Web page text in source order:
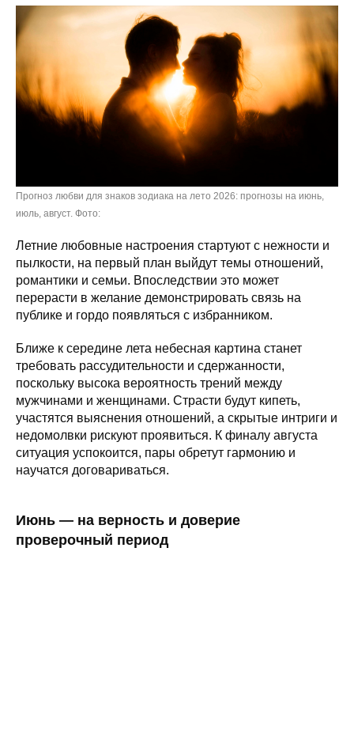
Прогноз любви для знаков зодиака на лето 2026: прогнозы на июнь,
июль, август. Фото:
Летние любовные настроения стартуют с нежности и
пылкости, на первый план выйдут темы отношений,
романтики и семьи. Впоследствии это может
перерасти в желание демонстрировать связь на
публике и гордо появляться с избранником.
Ближе к середине лета небесная картина станет
требовать рассудительности и сдержанности,
поскольку высока вероятность трений между
мужчинами и женщинами. Страсти будут кипеть,
участятся выяснения отношений, а скрытые интриги и
недомолвки рискуют проявиться. К финалу августа
ситуация успокоится, пары обретут гармонию и
научатся договариваться.
Июнь — на верность и доверие
проверочный период